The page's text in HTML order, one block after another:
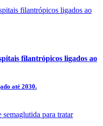
filantrópicos ligados ao
até 2030.